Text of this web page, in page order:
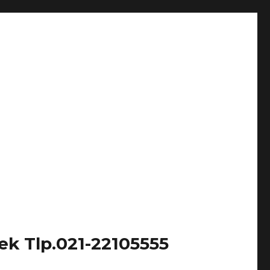
Tlp.021-22105555